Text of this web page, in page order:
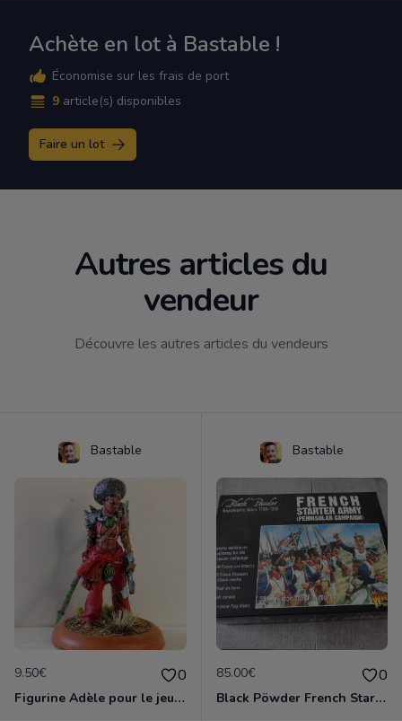
Achète en lot à Bastable !
Économise sur les frais de port
9 article(s) disponibles
Faire un lot
Autres articles du
vendeur
Découvre les autres articles du vendeurs
Bastable
9.50€ 0
Figurine Adèle pour le jeu EDEN
Bastable
85.00€ 0
Black Pöwder French Starter Army